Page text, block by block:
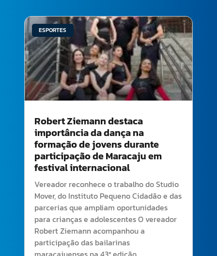
ESPORTES
Robert Ziemann destaca
importância da dança na
formação de jovens durante
participação de Maracaju em
festival internacional
Vereador reconhece o trabalho do Studio
Mover, do Instituto Pequeno Cidadão e das
parcerias que ampliam oportunidades
para crianças e adolescentes O vereador
Robert Ziemann acompanhou a
participação das bailarinas